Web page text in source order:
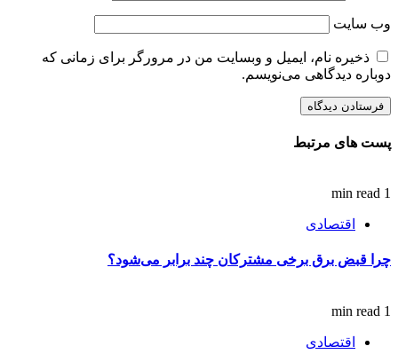
وب‌ سایت
ذخیره نام، ایمیل و وبسایت من در مرورگر برای زمانی که
دوباره دیدگاهی می‌نویسم.
پست های مرتبط
1 min read
اقتصادی
چرا قبض برق برخی مشترکان چند برابر می‌شود؟
1 min read
اقتصادی